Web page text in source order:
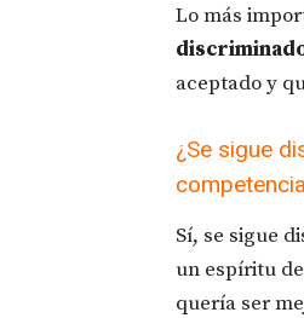
Lo más
aceptado y
¿Se sigue
Sí, se sigue
un espíritu
quería ser